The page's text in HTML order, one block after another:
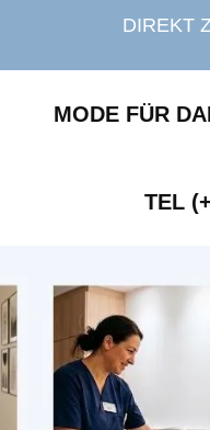
DIREKT
MODE FÜR
TEL